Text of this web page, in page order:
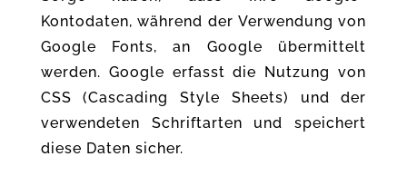
Kontodaten, während der Verwendung von
Google Fonts, an Google übermittelt
werden. Google erfasst die Nutzung von
CSS (Cascading Style Sheets) und der
verwendeten Schriftarten und speichert
diese Daten sicher.